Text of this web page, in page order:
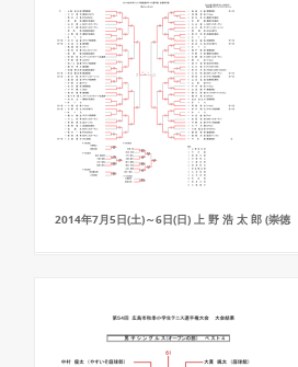
2014年7月5日(土)～6日(日) 上 野 浩 太 郎 (崇徳